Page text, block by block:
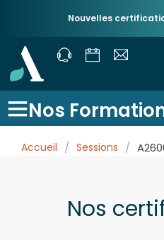
Nouvelles
Nos
Accueil / Sessions /
Nos